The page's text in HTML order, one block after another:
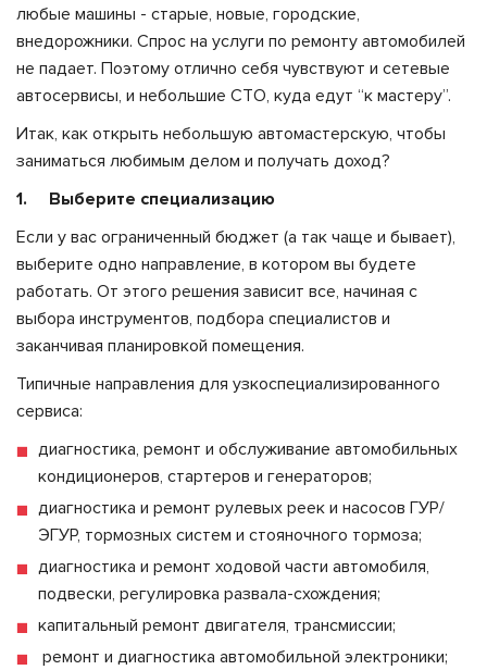
любые машины - старые, новые, городские,
внедорожники. Спрос на услуги по ремонту автомобилей
не падает. Поэтому отлично себя чувствуют и сетевые
автосервисы, и небольшие СТО, куда едут “к мастеру”.
Итак, как открыть небольшую автомастерскую, чтобы
заниматься любимым делом и получать доход?
1. Выберите специализацию
Если у вас ограниченный бюджет (а так чаще и бывает),
выберите одно направление, в котором вы будете
работать. От этого решения зависит все, начиная с
выбора инструментов, подбора специалистов и
заканчивая планировкой помещения.
Типичные направления для узкоспециализированного
сервиса:
диагностика, ремонт и обслуживание автомобильных
кондиционеров, стартеров и генераторов;
диагностика и ремонт рулевых реек и насосов ГУР/
ЭГУР, тормозных систем и стояночного тормоза;
диагностика и ремонт ходовой части автомобиля,
подвески, регулировка развала-схождения;
капитальный ремонт двигателя, трансмиссии;
ремонт и диагностика автомобильной электроники;